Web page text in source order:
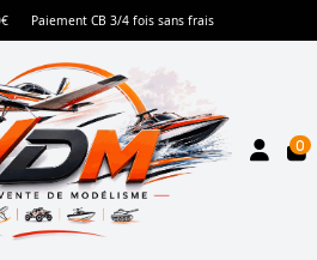
Paiement CB 3/4 fois sans frais
0